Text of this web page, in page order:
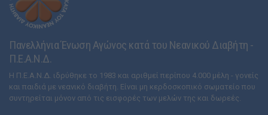
Πανελλήνια Ένωση Αγώνος κατά του Νεανικού Διαβήτη -
Π.Ε.Α.Ν.Δ.
Η Π.Ε.Α.Ν.Δ. ιδρύθηκε το 1983 και αριθμεί περίπου 4.000 μέλη - γονείς
και παιδιά με νεανικό διαβήτη. Είναι μη κερδοσκοπικό σωματείο που
συντηρείται μόνον από τις εισφορές των μελών της και δωρεές.